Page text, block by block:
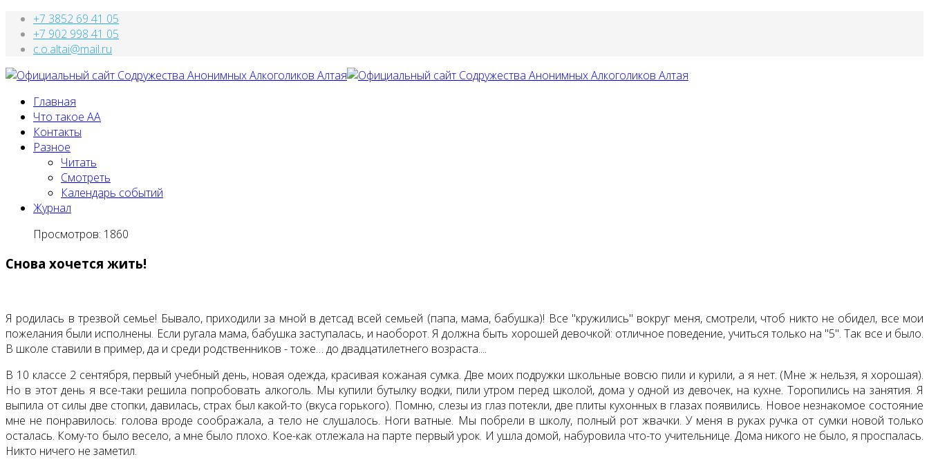
+7 3852 69 41 05
+7 902 998 41 05
c.o.altai@mail.ru
Главная
Что такое АА
Контакты
Разное
Читать
Смотреть
Календарь событий
Журнал
Просмотров: 1860
Снова хочется жить!
Я родилась в трезвой семье! Бывало, приходили за мной в детсад всей семьей (папа, мама, бабушка)! Все "кружились" вокруг меня, смотрели, чтоб никто не обидел, все мои
пожелания были исполнены. Если ругала мама, бабушка заступалась, и наоборот. Я должна быть хорошей девочкой: отличное поведение, учиться только на "5". Так все и было.
В школе ставили в пример, да и среди родственников - тоже… до двадцатилетнего возраста....
В 10 классе 2 сентября, первый учебный день, новая одежда, красивая кожаная сумка. Две моих подружки школьные вовсю пили и курили, а я нет. (Мне ж нельзя, я хорошая).
Но в этот день я все-таки решила попробовать алкоголь. Мы купили бутылку водки, пили утром перед школой, дома у одной из девочек, на кухне. Торопились на занятия. Я
выпила от силы две стопки, давилась, страх был какой-то (вкуса горького). Помню, слезы из глаз потекли, две плиты кухонных в глазах появились. Новое незнакомое состояние
мне не понравилось: голова вроде соображала, а тело не слушалось. Ноги ватные. Мы побрели в школу, полный рот жвачки. У меня в руках ручка от сумки новой только
осталась. Кому-то было весело, а мне было плохо. Кое-как отлежала на парте первый урок. И ушла домой, набуровила что-то учительнице. Дома никого не было, я проспалась.
Никто ничего не заметил.